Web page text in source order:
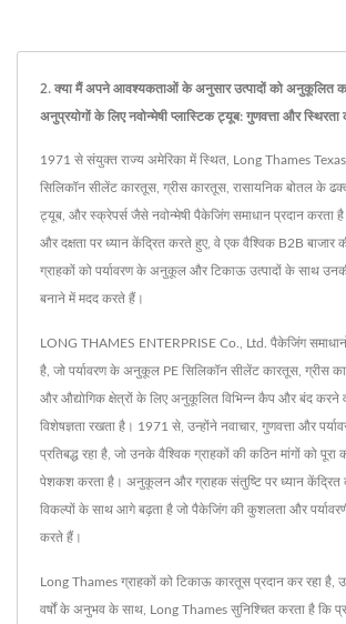
2. क्या मैं अपने आवश्यकताओं के अनुसार उत्पादों को अनुकूलित
अनुप्रयोगों के लिए नवोन्मेषी प्लास्टिक ट्यूब: गुणवत्ता और स्थिरता
1971 से संयुक्त राज्य अमेरिका में स्थित, Long Thames
सिलिकॉन सीलेंट कारतूस, ग्रीस कारतूस, रासायनिक बोतल के
ट्यूब, और स्क्रेपर्स जैसे नवोन्मेषी पैकेजिंग समाधान प्रदान करता
और दक्षता पर ध्यान केंद्रित करते हुए, वे एक वैश्विक B2B बाजार
ग्राहकों को पर्यावरण के अनुकूल और टिकाऊ उत्पादों के साथ
बनाने में मदद करते हैं।
LONG THAMES ENTERPRISE Co., Ltd. पैकेजिंग
है, जो पर्यावरण के अनुकूल PE सिलिकॉन सीलेंट कारतूस, ग्रीस
और औद्योगिक क्षेत्रों के लिए अनुकूलित विभिन्न कैप और बंद करने
विशेषज्ञता रखता है। 1971 से, उन्होंने नवाचार, गुणवत्ता और
प्रतिबद्ध रहा है, जो उनके वैश्विक ग्राहकों की कठिन मांगों को पूरा
पेशकश करता है। अनुकूलन और ग्राहक संतुष्टि पर ध्यान
विकल्पों के साथ आगे बढ़ता है जो पैकेजिंग की कुशलता और
करते हैं।
Long Thames ग्राहकों को टिकाऊ कारतूस प्रदान कर रहा
वर्षों के अनुभव के साथ, Long Thames सुनिश्चित करता है कि